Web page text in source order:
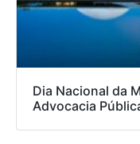
Dia Nacional da
Advocacia